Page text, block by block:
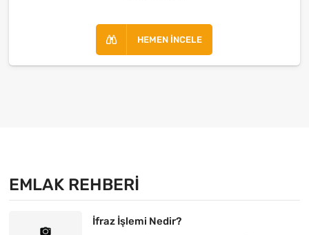
HEMEN İNCELE
EMLAK REHBERI
İfraz İşlemi Nedir?